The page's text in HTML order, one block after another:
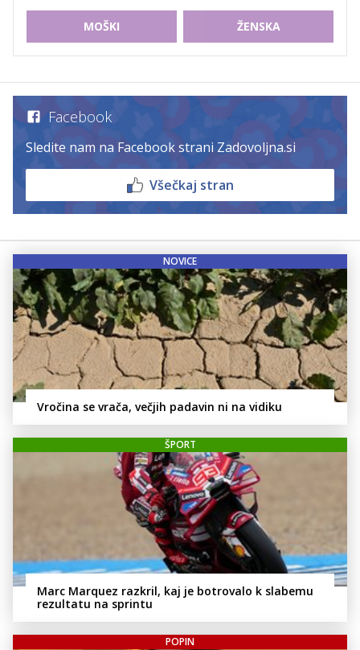
MOŠKI ŽENSKA
Facebook
Sledite nam na Facebook strani Zadovoljna.si
Všečkaj stran
NOVICE
Vročina se vrača, večjih padavin ni na vidiku
ŠPORT
Marc Marquez razkril, kaj je botrovalo k slabemu
rezultatu na sprintu
POPIN